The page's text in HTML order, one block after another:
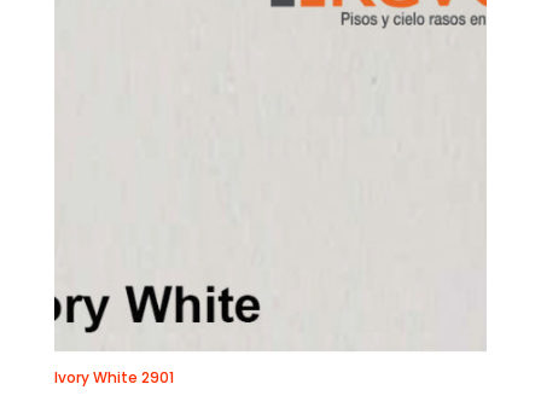
Ivory White 2901